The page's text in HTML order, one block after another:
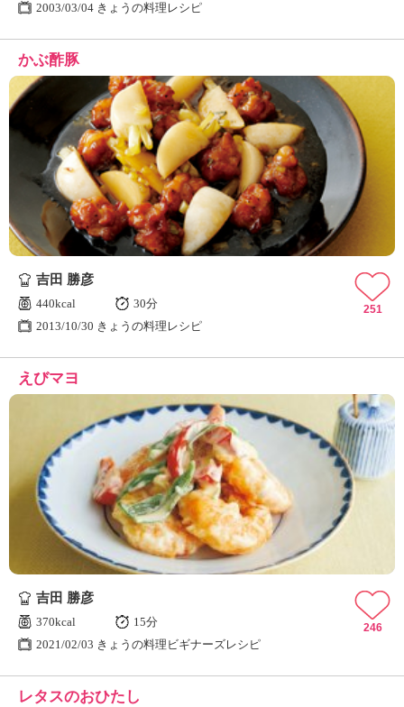
2003/03/04 きょうの料理レシピ
かぶ酢豚
吉田 勝彦
440kcal
30分
2013/10/30 きょうの料理レシピ
251
えびマヨ
吉田 勝彦
370kcal
15分
2021/02/03 きょうの料理ビギナーズレシピ
246
レタスのおひたし